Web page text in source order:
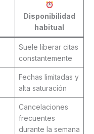
Disponibilidad
habitual
Suele liberar citas
constantemente
Fechas limitadas y
alta saturación
Cancelaciones
frecuentes
durante la semana